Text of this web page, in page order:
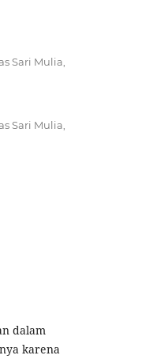
Sari Mulia,
Sari Mulia,
dalam
karena